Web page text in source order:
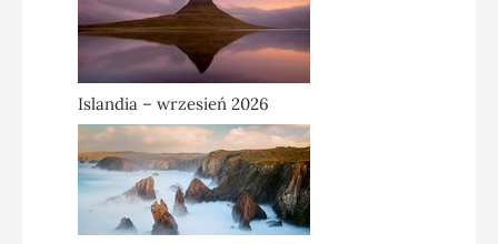
Islandia – wrzesień 2026